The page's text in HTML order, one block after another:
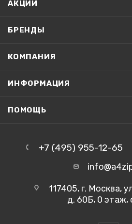
АКЦИИ
БРЕНДЫ
КОМПАНИЯ
ИНФОРМАЦИЯ
ПОМОЩЬ
+7 (495) 955-12-65
117405, г. Москва,
д. 60Б, 0 этаж,